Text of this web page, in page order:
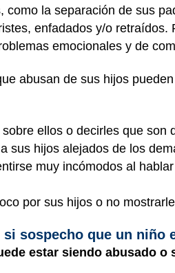
como la separación de sus
enfadados y/o
emocionales y de
abusan de sus hijos
ellos o decirles que son
sus hijos alejados de los
muy incómodos al
por sus hijos o no
si sospecho que un niño
estar siendo abusado